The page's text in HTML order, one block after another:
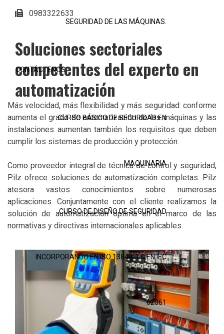
SEGURIDAD DE LAS MÁQUINAS.
CONTÁCTENOS
CURSO BÁSICO DE SEGURIDAD EN
MAQUINARIA
CURSO DE DISEÑO DE SEGURIDAD
INCORPORANDO EN ISO 13849-1 & EN IEC
62061
0983322633
Soluciones sectoriales
competentes del experto en
automatización
Más velocidad, más flexibilidad y más seguridad: conforme
aumenta el grado de automatización de las máquinas y las
instalaciones aumentan también los requisitos que deben
cumplir los sistemas de producción y protección.
Como proveedor integral de técnica de control y seguridad,
Pilz ofrece soluciones de automatización completas. Pilz
atesora vastos conocimientos sobre numerosas
aplicaciones. Conjuntamente con el cliente realizamos la
solución de automatización óptima en el marco de las
normativas y directivas internacionales aplicables.